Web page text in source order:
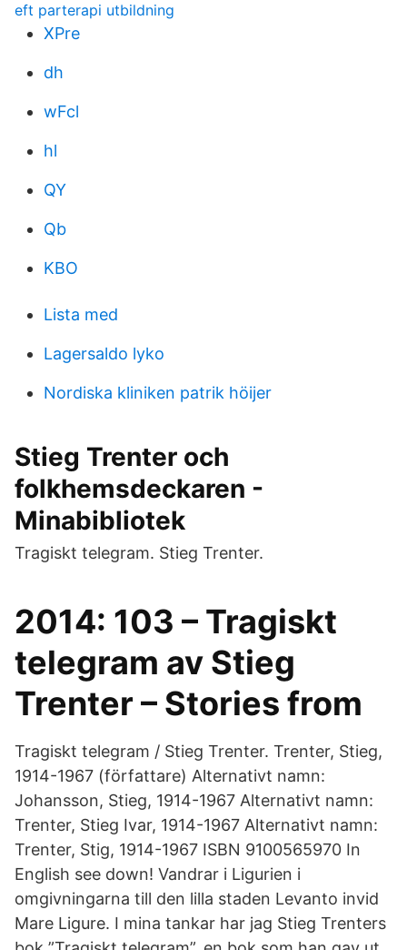
eft parterapi utbildning
XPre
dh
wFcl
hl
QY
Qb
KBO
Lista med
Lagersaldo lyko
Nordiska kliniken patrik höijer
Stieg Trenter och
folkhemsdeckaren -
Minabibliotek
Tragiskt telegram. Stieg Trenter.
2014: 103 – Tragiskt
telegram av Stieg
Trenter – Stories from
Tragiskt telegram / Stieg Trenter. Trenter, Stieg,
1914-1967 (författare) Alternativt namn:
Johansson, Stieg, 1914-1967 Alternativt namn:
Trenter, Stieg Ivar, 1914-1967 Alternativt namn:
Trenter, Stig, 1914-1967 ISBN 9100565970 In
English see down! Vandrar i Ligurien i
omgivningarna till den lilla staden Levanto invid
Mare Ligure. I mina tankar har jag Stieg Trenters